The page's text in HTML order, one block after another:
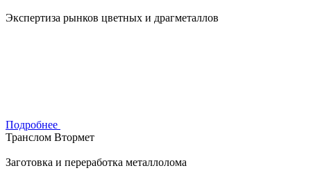
Экспертиза рынков цветных и драгметаллов
Подробнее
Транслом Втормет
Заготовка и переработка металлолома